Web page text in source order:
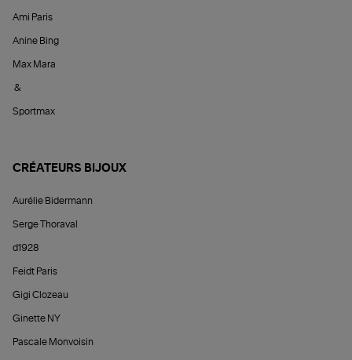
Ami Paris
Anine Bing
Max Mara
&
Sportmax
CRÉATEURS BIJOUX
Aurélie Bidermann
Serge Thoraval
d1928
Feidt Paris
Gigi Clozeau
Ginette NY
Pascale Monvoisin